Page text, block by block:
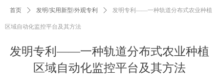
发明专利——一种轨道分布式农业种植
区域自动化监控平台及其方法
首页 ꄲ 发明/实用新型/外观专利 ꄲ 发明专利——一种轨道分布式农业种植
区域自动化监控平台及其方法